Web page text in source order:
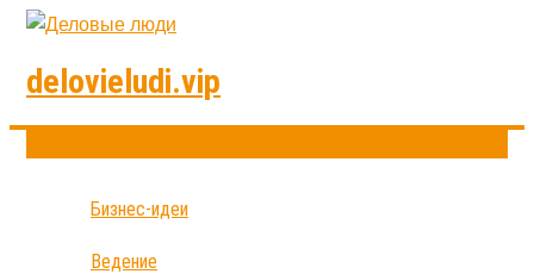
delovieludi.vip
Бизнес-идеи
Ведение